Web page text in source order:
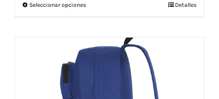
Seleccionar opcionesEste
variantes.
Detalles